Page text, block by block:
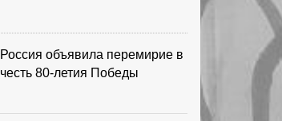
Россия объявила перемирие в
честь 80-летия Победы